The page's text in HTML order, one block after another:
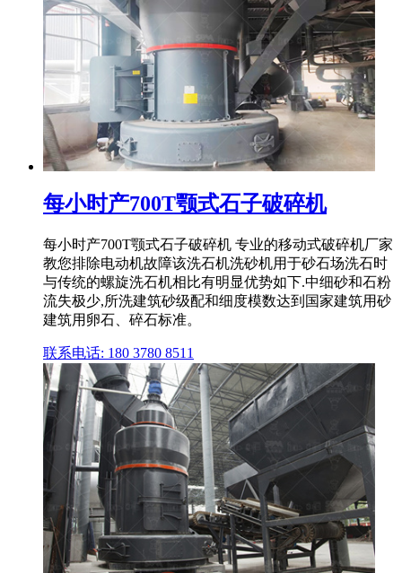
每小时产700T颚式石子破碎机
每小时产700T颚式石子破碎机 专业的移动式破碎机厂家
教您排除电动机故障该洗石机洗砂机用于砂石场洗石时
与传统的螺旋洗石机相比有明显优势如下.中细砂和石粉
流失极少,所洗建筑砂级配和细度模数达到国家建筑用砂
建筑用卵石、碎石标准。
联系电话: 180 3780 8511